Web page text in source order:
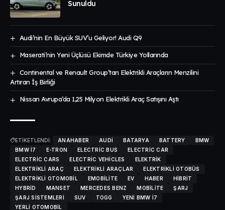
Sunuldu
Audi’nin En Büyük SUV’u Geliyor! Audi Q9
Maserati’nin Yeni Üçlüsü Ekimde Türkiye Yollarında
Continental ve Renault Group’tan Elektrikli Araçların Menzilini
Artıran İş Birliği
Nissan Avrupa’da 1,25 Milyon Elektrikli Araç Satışını Aştı
ETİKETLENDİ: ANAHABER AUDI BATARYA BATTERY
BMW
BMW I7
E-TRON ELECTRIC BUS
ELECTRIC CAR
ELECTRIC CARS
ELECTRIC VEHICLES
ELEKTRIK
ELEKTRIKLI ARAÇ
ELEKTRIKLI ARAÇLAR
ELEKTRIKLI OTOBÜS
ELEKTRIKLI OTOMOBIL
EMOBILITE EV HABER
HIBRIT
HYBRID
MANSET MERCEDES BENZ MOBILITE
ŞARJ
ŞARJ SISTEMLERI
SUV TOGG
YENI BMW I7
YERLI OTOMOBIL